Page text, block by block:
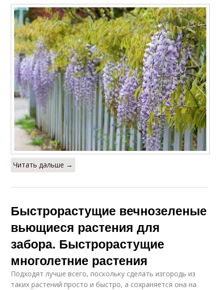
Читать дальше →
Быстрорастущие вечнозеленые
вьющиеся растения для
забора. Быстрорастущие
многолетние растения
Подходят лучше всего, поскольку сделать изгородь из
таких растений просто и быстро, а сохраняется она на